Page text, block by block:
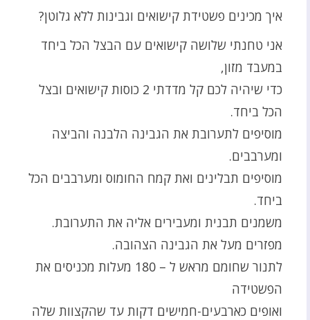
איך מכינים פשטידת קישואים וגבינות ללא גלוטן?
אני טחנתי שלושה קישואים עם הבצל הכל ביחד
במעבד מזון,
כדי שיהיה לכם קל מדדתי 2 כוסות קישואים ובצל
הכל ביחד.
מוסיפים לתערובת את הגבינה הלבנה והביצה
ומערבבים.
מוסיפים תבלינים ואת קמח החומוס ומערבבים הכל
ביחד.
משמנים תבנית ומעבירים אליה את התערובת.
מפזרים מעל את הגבינה הצהובה.
לתנור שחומם מראש ל – 180 מעלות מכניסים את
הפשטידה
ואופים כארבעים-חמישים דקות עד שהקצוות שלה